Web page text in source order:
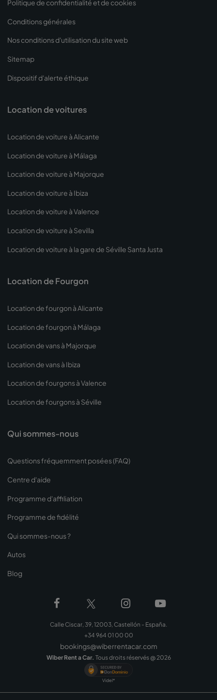
Politique de confidentialité et de cookies
Conditions générales
Nos conditions d'utilisation du site web
Sitemap
Dispositif d'alerte éthique
Location de voitures
Location de voiture à Alicante
Location de voiture à Málaga
Location de voiture à Majorque
Location de voiture à Ibiza
Location de voiture à Valence
Location de voiture à Sevilla
Location de voiture à la gare de Séville Santa Justa
Location de Fourgon
Location de fourgon à Alicante
Location de fourgon à Málaga
Location de vans à Majorque
Location de vans à Ibiza
Location de fourgons à Valence
Location de fourgons à Séville
Qui sommes-nous
Questions fréquemment posées (FAQ)
Centre d'aide
Programme d'affiliation
Programme de fidélité
Qui sommes-nous ?
Autos
Blog
Calle Ciscar, 39, 12003, Castellón - España.
+34 964 01 00 00
bookings@wiberrentacar.com
Wiber Rent a Car. Tous droits réservés @ 2026
Videl*